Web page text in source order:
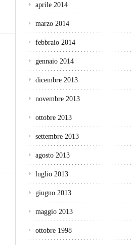
aprile 2014
marzo 2014
febbraio 2014
gennaio 2014
dicembre 2013
novembre 2013
ottobre 2013
settembre 2013
agosto 2013
luglio 2013
giugno 2013
maggio 2013
ottobre 1998